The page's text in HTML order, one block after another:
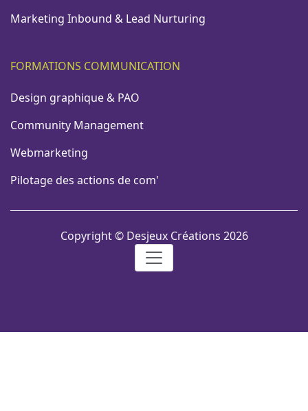
Marketing Inbound & Lead Nurturing
FORMATIONS COMMUNICATION
Design graphique & PAO
Community Management
Webmarketing
Pilotage des actions de com'
Copyright © Desjeux Créations 2026